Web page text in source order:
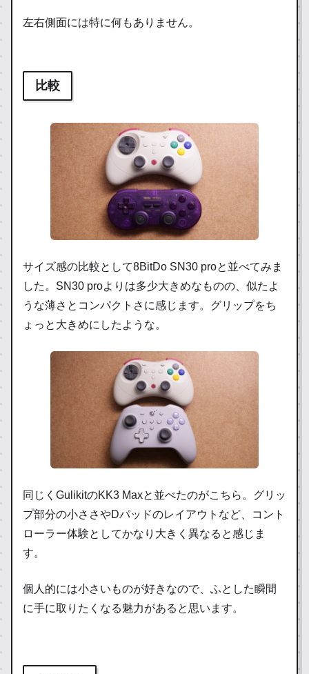
左右側面には特に何もありません。
比較
サイズ感の比較として8BitDo SN30 proと並べてみま
した。SN30 proよりは多少大きめなものの、似たよ
うな薄さとコンパクトさに感じます。グリップをち
ょっと大きめにしたような。
同じくGulikitのKK3 Maxと並べたのがこちら。グリッ
プ部分の小ささやDパッドのレイアウトなど、コント
ローラー体験としてかなり大きく異なると感じま
す。
個人的には小さいものが好きなので、ふとした瞬間
に手に取りたくなる魅力があると思います。